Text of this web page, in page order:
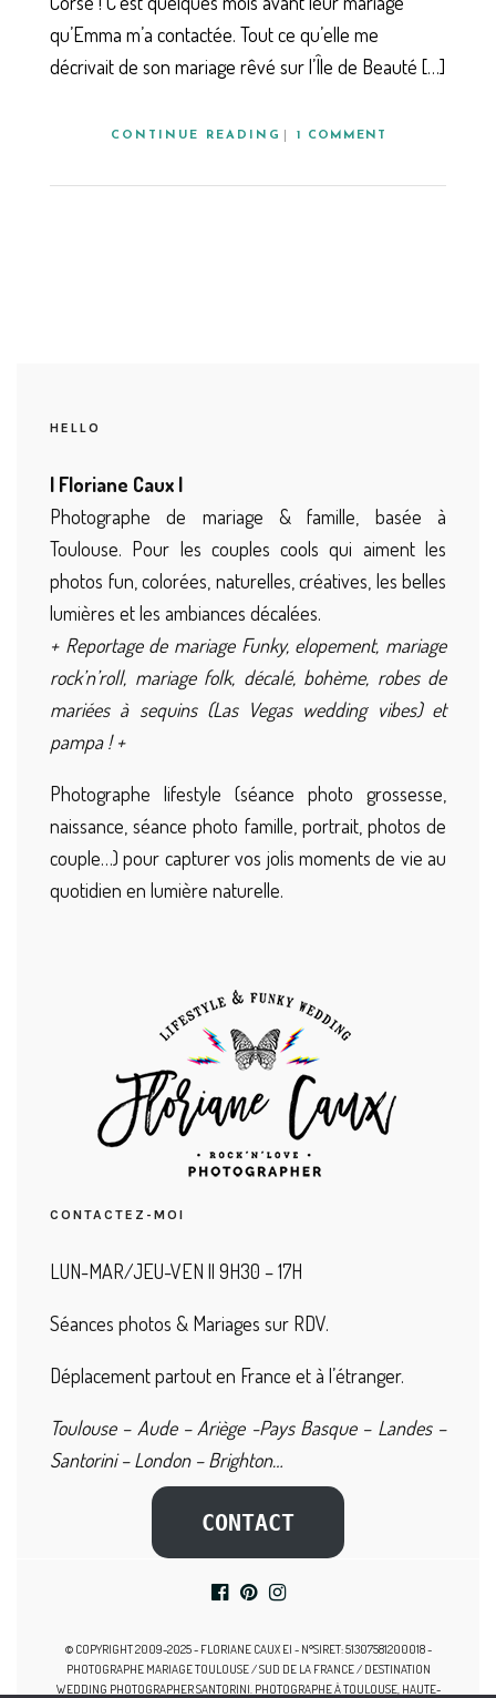
qu’Emma m’a contactée. Tout ce qu’elle me
décrivait de son mariage rêvé sur l’Île de Beauté […]
CONTINUE READING 1 COMMENT
HELLO
| Floriane Caux |
Photographe de mariage & famille, basée à
Toulouse. Pour les couples cools qui aiment les
photos fun, colorées, naturelles, créatives, les belles
lumières et les ambiances décalées.
+ Reportage de mariage Funky, elopement, mariage
rock’n’roll, mariage folk, décalé, bohème, robes de
mariées à sequins (Las Vegas wedding vibes) et
pampa ! +
Photographe lifestyle (séance photo grossesse,
naissance, séance photo famille, portrait, photos de
couple…) pour capturer vos jolis moments de vie au
quotidien en lumière naturelle.
CONTACTEZ-MOI
LUN-MAR/JEU-VEN || 9H30 – 17H
Séances photos & Mariages sur RDV.
Déplacement partout en France et à l’étranger.
Toulouse – Aude – Ariège -Pays Basque – Landes –
Santorini – London – Brighton…
CONTACT
© COPYRIGHT 2009-2025 - FLORIANE CAUX EI - N°SIRET: 51307581200018 -
PHOTOGRAPHE MARIAGE TOULOUSE / SUD DE LA FRANCE / DESTINATION
WEDDING PHOTOGRAPHER SANTORINI. PHOTOGRAPHE À TOULOUSE, HAUTE-